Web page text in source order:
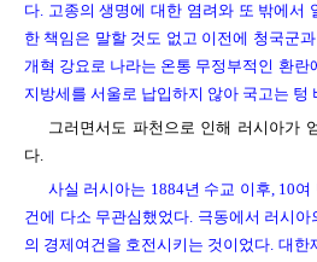
다. 고종의 생명에 대한 염려와 또 밖에서
한 책임은 말할 것도 없고 이전에 청국군
개혁 강요로 나라는 온통 무정부적인 환란
지방세를 서울로 납입하지 않아 국고는 텅
그러면서도 파천으로 인해 러시아가
다.
사실 러시아는 1884년 수교 이후, 10
건에 다소 무관심했었다. 극동에서 러시
의 경제여건을 호전시키는 것이었다. 대한